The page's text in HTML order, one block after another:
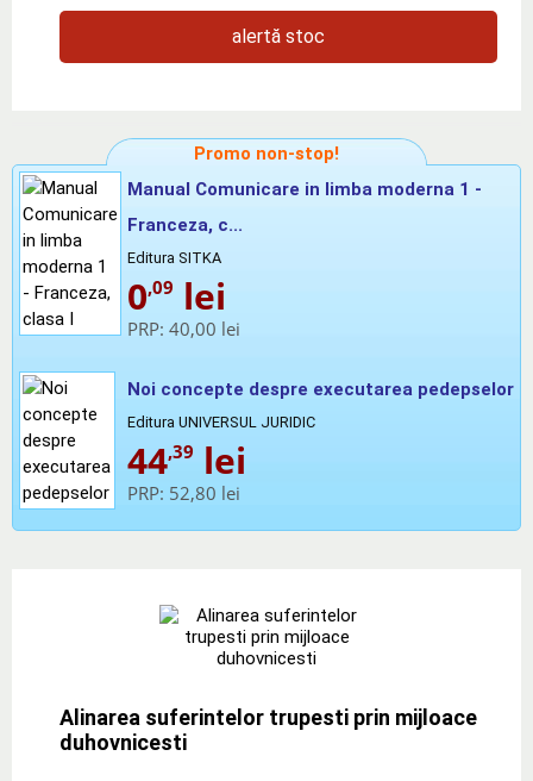
alertă stoc
Promo non-stop!
Manual Comunicare in limba moderna 1 -
Franceza, c...
Editura SITKA
0,09 lei
PRP: 40,00 lei
Noi concepte despre executarea pedepselor
Editura UNIVERSUL JURIDIC
44,39 lei
PRP: 52,80 lei
Alinarea suferintelor trupesti prin mijloace
duhovnicesti